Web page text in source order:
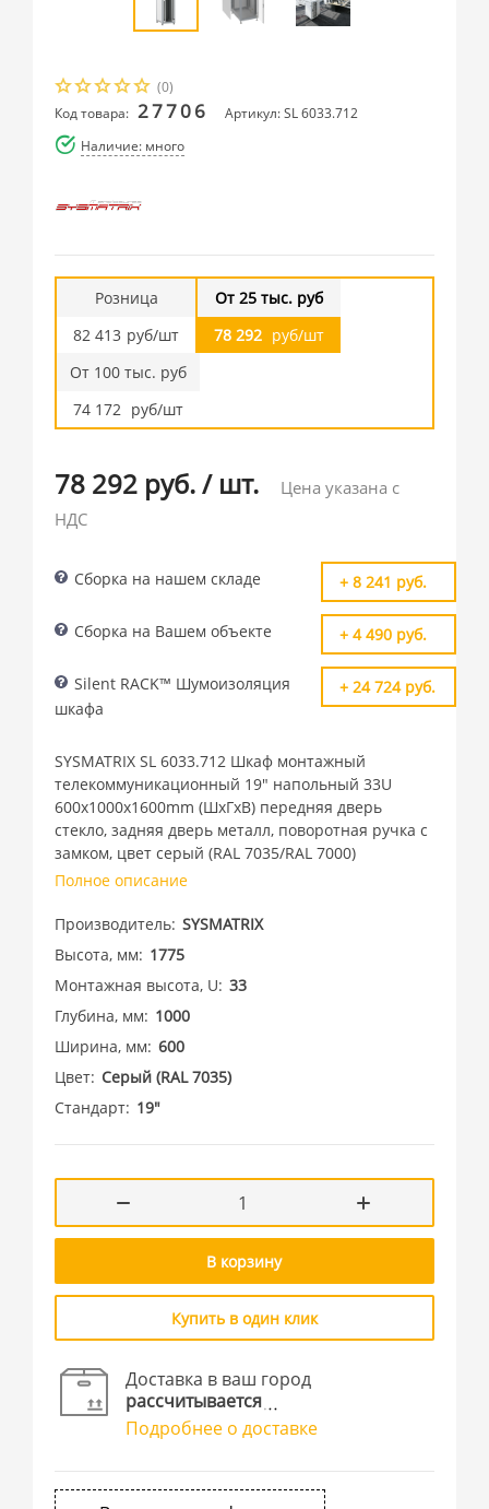
(0)
Код товара: 27706
Артикул: SL 6033.712
Наличие: много
Розница
82 413 руб/шт
От 25 тыс. руб
78 292 руб/шт
От 100 тыс. руб
74 172 руб/шт
78 292 руб./ шт.
Цена указана с
НДС
Сборка на нашем складе + 8 241 руб.
Сборка на Вашем объекте + 4 490 руб.
Silent RACK™ Шумоизоляция
шкафа
+ 24 724 руб.
SYSMATRIX SL 6033.712 Шкаф монтажный
телекоммуникационный 19" напольный 33U
600x1000x1600mm (ШхГхВ) передняя дверь
стекло, задняя дверь металл, поворотная ручка с
замком, цвет серый (RAL 7035/RAL 7000)
Полное описание
Производитель SYSMATRIX
Высота, мм
1775
Монтажная высота, U 33
Глубина, мм
1000
Ширина, мм 600
Цвет Cерый (RAL 7035)
Стандарт 19"
В корзину
Купить в один клик
Доставка в ваш город
рассчитывается
Подробнее о доставке